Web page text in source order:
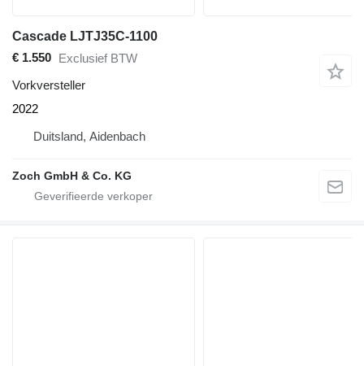
Cascade LJTJ35C-1100
€ 1.550 Exclusief BTW
Vorkversteller
2022
Duitsland, Aidenbach
Zoch GmbH & Co. KG